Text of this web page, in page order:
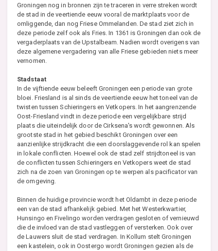
Groningen nog in bronnen zijn te traceren in verre streken wordt
de stad in de veertiende eeuw vooral de marktplaats voor de
omliggende, dan nog Friese Ommelanden. De stad ziet zich in
deze periode zelf ook als Fries. In 1361 is Groningen dan ook de
vergaderplaats van de Upstalbeam. Nadien wordt overigens van
deze algemene vergadering van alle Friese gebieden niets meer
vernomen.
Stadstaat
In de vijftiende eeuw beleeft Groningen een periode van grote
bloei. Friesland is al sinds de veertiende eeuw het toneel van de
twisten tussen Schieringers en Vetkopers. In het aangrenzende
Oost-Friesland vindt in deze periode een vergelijkbare strijd
plaats die uiteindelijk door de Cirksena's wordt gewonnen. Als
grootste stad in het gebied beschikt Groningen over een
aanzienlijke strijdkracht die een doorslaggevende rol kan spelen
in lokale conflicten. Hoewel ook de stad zelf strijdtoneel is van
de conflicten tussen Schieringers en Vetkopers weet de stad
zich na de zoen van Groningen op te werpen als pacificator van
de omgeving.
Binnen de huidige provincie wordt het Oldambt in deze periode
een van de stad afhankelijk gebied. Met het Westerkwartier,
Hunsingo en Fivelingo worden verdragen gesloten of vernieuwd
die de invloed van de stad vastleggen of versterken. Ook over
de Lauwers sluit de stad verdragen. In Kollum stelt Groningen
een kastelein, ook in Oostergo wordt Groningen gezien als de